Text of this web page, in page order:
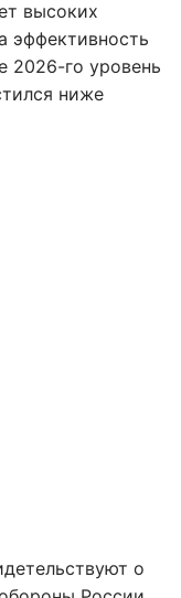
высоких
эффективность
2026-го уровень
ниже
о